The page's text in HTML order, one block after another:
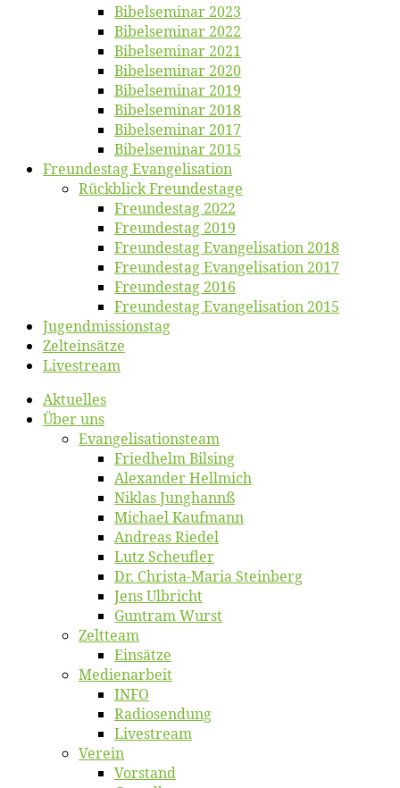
Bi­bel­se­mi­nar 2023
Bi­bel­se­mi­nar 2022
Bi­bel­se­mi­nar 2021
Bi­bel­se­mi­nar 2020
Bi­bel­se­mi­nar 2019
Bi­bel­se­mi­nar 2018
Bibelsemi­nar 2017
Bibelsemi­nar 2015
Freun­des­tag Evangelisation
Rück­blick Freundestage
Freun­des­tag 2022
Freun­des­tag 2019
Freun­des­tag Evan­ge­li­sa­ti­on 2018
Freun­des­tag Evan­ge­li­sa­ti­on 2017
Freun­des­tag 2016
Freun­des­tag Evan­ge­li­sa­ti­on 2015
Jugend­mis­sions­tag
Zelt­ein­sät­ze
Live­stream
Ak­tu­el­les
Über uns
Evangelisa­tions­team
Fried­helm Bilsing
Alex­an­der Hellmich
Ni­klas Junghannß
Mi­cha­el Kaufmann
An­dre­as Riedel
Lutz Scheuf­ler
Dr. Chris­­ta-Ma­ria Steinberg
Jens Ulb­richt
Gun­tram Wurst
Zelt­team
Ein­sät­ze
Me­di­en­ar­beit
INFO
Ra­dio­sen­dung
Live­stream
Ver­ein
Vor­stand